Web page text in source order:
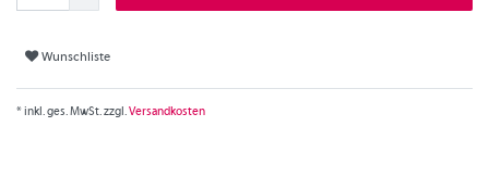
Wunschliste
* inkl. ges. MwSt. zzgl.Versandkosten